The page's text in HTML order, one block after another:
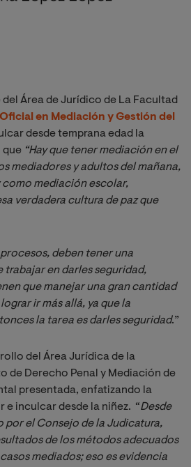
del Área de Jurídico de La Facultad
en Mediación y Gestión del
desde temprana edad la
que “Hay que tener mediación en el
mediadores y adultos del mañana,
como mediación escolar,
verdadera cultura de paz que
deben tener una
trabajar en darles seguridad,
que manejar una gran cantidad
ir más allá, ya que la
la tarea es darles seguridad.”
del Área Jurídica de la
de Derecho Penal y Mediación de
presentada, enfatizando la
e inculcar desde la niñez. “Desde
por el Consejo de la Judicatura,
de los métodos adecuados
mediados; eso es evidencia